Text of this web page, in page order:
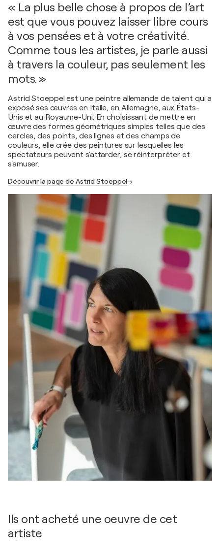
« La plus belle chose à propos de l’art
est que vous pouvez laisser libre cours
à vos pensées et à votre créativité.
Comme tous les artistes, je parle aussi
à travers la couleur, pas seulement les
mots. »
Astrid Stoeppel est une peintre allemande de talent qui a
exposé ses œuvres en Italie, en Allemagne, aux États-
Unis et au Royaume-Uni. En choisissant de mettre en
œuvre des formes géométriques simples telles que des
cercles, des points, des lignes et des champs de
couleurs, elle crée des peintures sur lesquelles les
spectateurs peuvent s'attarder, se réinterpréter et
s'amuser.
Découvrir la page de Astrid Stoeppel
Ils ont acheté une oeuvre de cet
artiste